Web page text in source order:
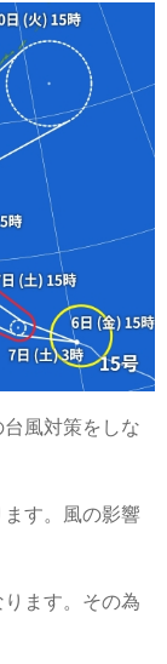
風対策をしな
す。風の影響
ます。その為